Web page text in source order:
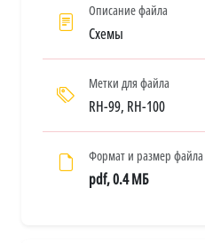
Описание файла
Схемы
Метки для файла
RH-99, RH-100
Формат и размер файла
pdf, 0.4 МБ